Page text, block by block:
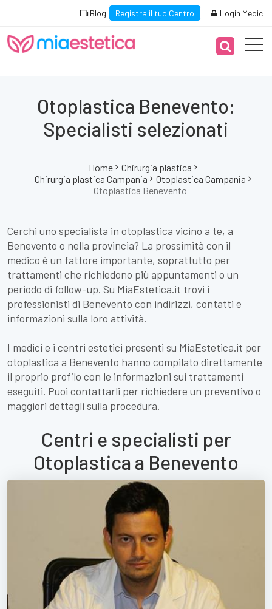
Blog Registra il tuo Centro Login Medici
Otoplastica Benevento:
Specialisti selezionati
Home
Chirurgia plastica
Chirurgia plastica Campania
Otoplastica Campania
Otoplastica Benevento
Cerchi uno specialista in otoplastica vicino a te, a
Benevento o nella provincia? La prossimità con il
medico è un fattore importante, soprattutto per
trattamenti che richiedono più appuntamenti o un
periodo di follow-up. Su MiaEstetica.it trovi i
professionisti di Benevento con indirizzi, contatti e
informazioni sulla loro attività.
I medici e i centri estetici presenti su MiaEstetica.it per
otoplastica a Benevento hanno compilato direttamente
il proprio profilo con le informazioni sui trattamenti
eseguiti. Puoi contattarli per richiedere un preventivo o
maggiori dettagli sulla procedura.
Centri e specialisti per
Otoplastica a Benevento